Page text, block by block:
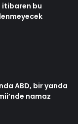
itibaren bu
ABD, bir yanda
namaz